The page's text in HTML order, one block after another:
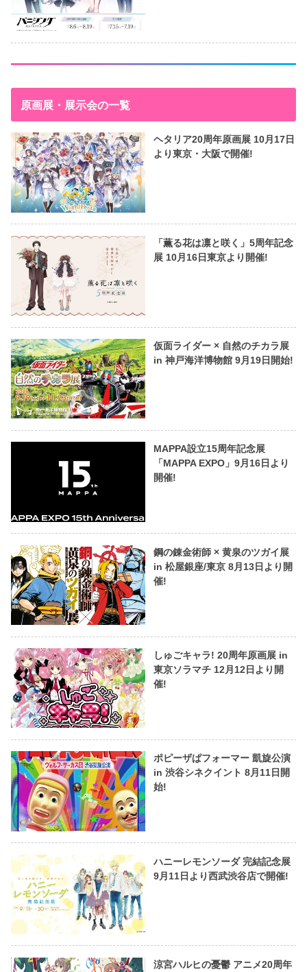
原画展・展示会の一覧
ヘタリア20周年原画展 10月17日
より東京・大阪で開催!
「薫る花は凛と咲く」5周年記念
展 10月16日東京より開催!
仮面ライダー × 自然のチカラ展
in 神戸海洋博物館 9月19日開始!
MAPPA設立15周年記念展
「MAPPA EXPO」9月16日より
開催!
鋼の錬金術師 × 黄泉のツガイ展
in 松屋銀座/東京 8月13日より開
催!
しゅごキャラ! 20周年原画展 in
東京ソラマチ 12月12日より開
催!
ポピーザぱフォーマー 凱旋公演
in 渋谷シネクイント 8月11日開
始!
ハニーレモンソーダ 完結記念展
9月11日より西武渋谷店で開催!
涼宮ハルヒの憂鬱 アニメ20周年